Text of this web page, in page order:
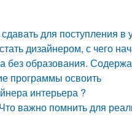
для поступления в
дизайнером, с чего
без образования.
программы освоить
интерьера ?
важно помнить для